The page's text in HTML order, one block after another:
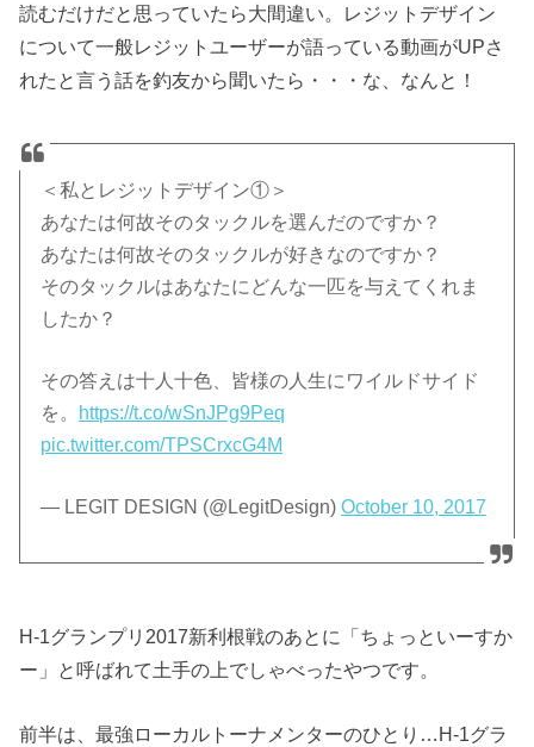
読むだけだと思っていたら大間違い。レジットデザイン
について一般レジットユーザーが語っている動画がUPさ
れたと言う話を釣友から聞いたら・・・な、なんと！
＜私とレジットデザイン①＞
あなたは何故そのタックルを選んだのですか？
あなたは何故そのタックルが好きなのですか？
そのタックルはあなたにどんな一匹を与えてくれま
したか？
その答えは十人十色、皆様の人生にワイルドサイド
を。
https://t.co/wSnJPg9Peq
pic.twitter.com/TPSCrxcG4M
— LEGIT DESIGN (@LegitDesign)October 10, 2017
H-1グランプリ2017新利根戦のあとに「ちょっといーすか
ー」と呼ばれて土手の上でしゃべったやつです。
前半は、最強ローカルトーナメンターのひとり…H-1グラ